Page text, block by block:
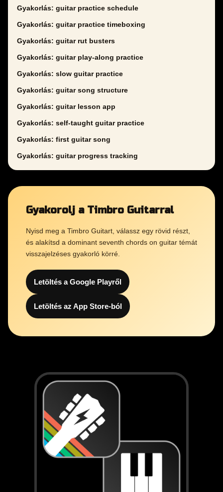
Gyakorlás: guitar practice schedule
Gyakorlás: guitar practice timeboxing
Gyakorlás: guitar rut busters
Gyakorlás: guitar play-along practice
Gyakorlás: slow guitar practice
Gyakorlás: guitar song structure
Gyakorlás: guitar lesson app
Gyakorlás: self-taught guitar practice
Gyakorlás: first guitar song
Gyakorlás: guitar progress tracking
Gyakorolj a Timbro Guitarral
Nyisd meg a Timbro Guitart, válassz egy rövid részt,
és alakítsd a dominant seventh chords on guitar témát
visszajelzéses gyakorló körré.
Letöltés a Google Playről
Letöltés az App Store-ból